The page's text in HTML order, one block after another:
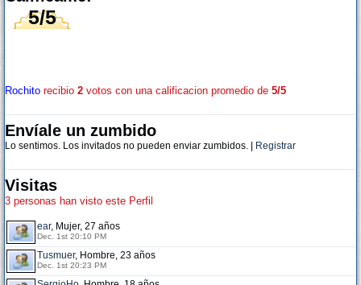
5/5
Rochito recibio 2 votos con una calificacion promedio de 5/5
Envíale un zumbido
Lo sentimos. Los invitados no pueden enviar zumbidos. | Registrar
Visitas
3 personas han visto este Perfil
ear, Mujer, 27 años
Dec. 1st 20:10 PM
Tusmuer, Hombre, 23 años
Dec. 1st 20:23 PM